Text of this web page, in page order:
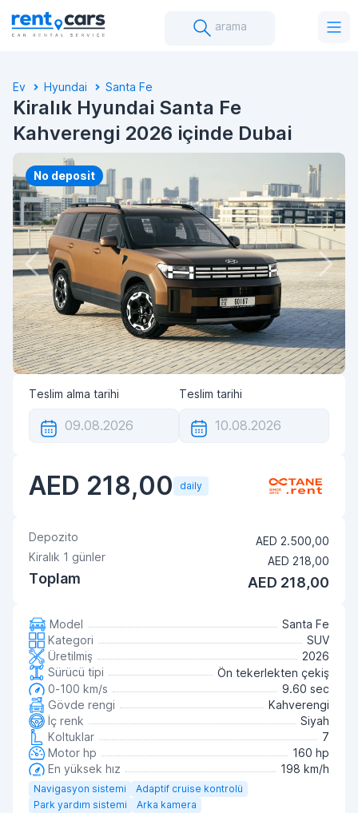
arama
Ev Hyundai Santa Fe
Kiralık Hyundai Santa Fe
Kahverengi 2026 içinde Dubai
No deposit
Teslim alma tarihi Teslim tarihi
AED 218,00 daily
Depozito
AED 2.500,00
Kiralık 1 günler AED 218,00
Toplam AED 218,00
Model
Santa Fe
Kategori
SUV
Üretilmiş
2026
Sürücü tipi
Ön tekerlekten çekiş
0-100 km/s
9.60 sec
Gövde rengi
Kahverengi
İç renk
Siyah
Koltuklar
7
Motor hp
160 hp
En yüksek hız
198 km/h
Navigasyon sistemi
Adaptif cruise kontrolü
Park yardım sistemi
Arka kamera